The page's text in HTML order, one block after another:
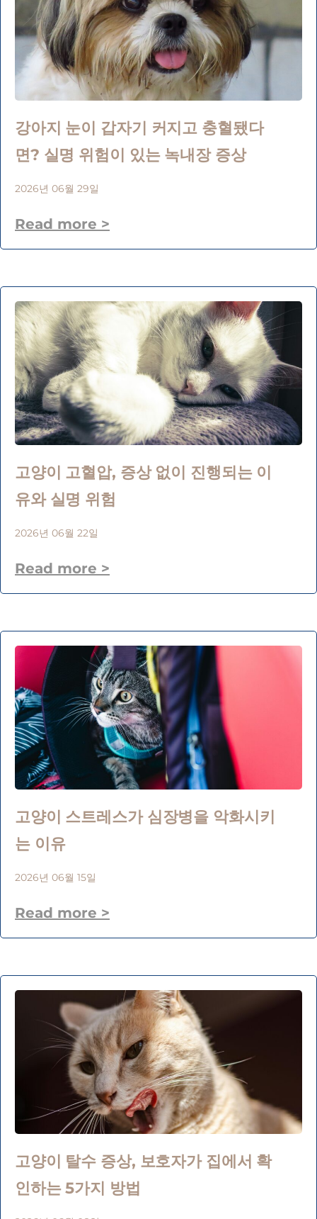
강아지 눈이 갑자기 커지고 충혈됐다
면? 실명 위험이 있는 녹내장 증상
2026년 06월 29일
Read more >
고양이 고혈압, 증상 없이 진행되는 이
유와 실명 위험
2026년 06월 22일
Read more >
고양이 스트레스가 심장병을 악화시키
는 이유
2026년 06월 15일
Read more >
고양이 탈수 증상, 보호자가 집에서 확
인하는 5가지 방법